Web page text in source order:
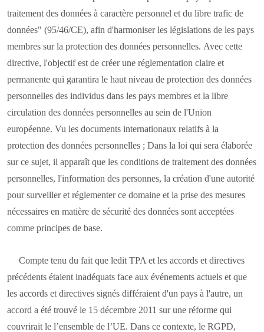
traitement des données à caractère personnel et du libre trafic de
données" (95/46/CE), afin d'harmoniser les législations de les pays
membres sur la protection des données personnelles. Avec cette
directive, l'objectif est de créer une réglementation claire et
permanente qui garantira le haut niveau de protection des données
personnelles des individus dans les pays membres et la libre
circulation des données personnelles au sein de l'Union
européenne. Vu les documents internationaux relatifs à la
protection des données personnelles ; Dans la loi qui sera élaborée
sur ce sujet, il apparaît que les conditions de traitement des données
personnelles, l'information des personnes, la création d'une autorité
pour surveiller et réglementer ce domaine et la prise des mesures
nécessaires en matière de sécurité des données sont acceptées
comme principes de base.
Compte tenu du fait que ledit TPA et les accords et directives
précédents étaient inadéquats face aux événements actuels et que
les accords et directives signés différaient d'un pays à l'autre, un
accord a été trouvé le 15 décembre 2011 sur une réforme qui
couvrirait le l’ensemble de l’UE. Dans ce contexte, le RGPD,